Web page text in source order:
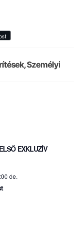
Személyi
EXKLUZÍV
de.